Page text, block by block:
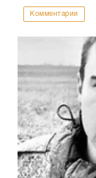
Комментарии